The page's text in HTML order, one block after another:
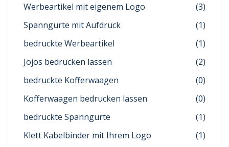
Werbeartikel mit eigenem Logo
(3)
Spanngurte mit Aufdruck
(1)
bedruckte Werbeartikel
(1)
Jojos bedrucken lassen
(2)
bedruckte Kofferwaagen
(0)
Kofferwaagen bedrucken lassen
(0)
bedruckte Spanngurte
(1)
Klett Kabelbinder mit Ihrem Logo
(1)